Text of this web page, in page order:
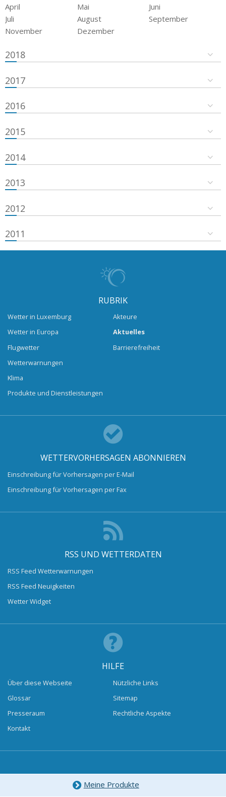
April
Mai
Juni
Juli
August
September
November
Dezember
2018
2017
2016
2015
2014
2013
2012
2011
RUBRIK
Wetter in Luxemburg
Wetter in Europa
Flugwetter
Wetterwarnungen
Klima
Produkte und Dienstleistungen
Akteure
Aktuelles
Barrierefreiheit
WETTERVORHERSAGEN ABONNIEREN
Einschreibung für Vorhersagen per E-Mail
Einschreibung für Vorhersagen per Fax
RSS UND WETTERDATEN
RSS Feed Wetterwarnungen
RSS Feed Neuigkeiten
Wetter Widget
HILFE
Über diese Webseite
Glossar
Presseraum
Kontakt
Nützliche Links
Sitemap
Rechtliche Aspekte
Meine Produkte